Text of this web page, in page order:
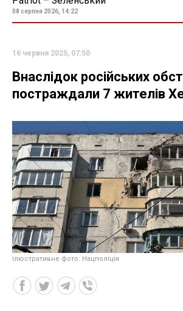
08 серпня 2026, 14:22
16 червня 2025, 07:50
Внаслідок російських
постраждали 7 жителів
ілюстративне фото: Нацполіція